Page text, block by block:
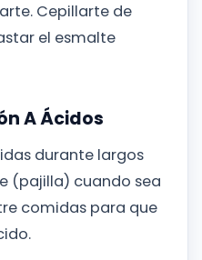
Cepillarte de
el esmalte
A Ácidos
durante largos
(pajilla) cuando sea
comidas para que